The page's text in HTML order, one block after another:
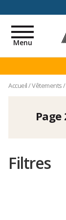
Toggle
navigation
Menu
Accueil/Vêtements/
Filtres